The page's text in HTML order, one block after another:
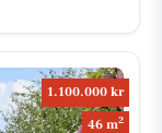
1.100.000 kr
46 m2